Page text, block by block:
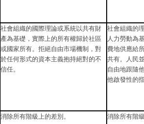
社會組織的國際理論或系統以共有財
產為基礎，實際上的所有權歸於社區
或國家所有。拒絕自由市場機制，對
於任何形式的資本主義抱持絕對的不
信任。
社會組織的
人力勞動為
費地供應給
共有。人民
自由地跟隨
他啟發性的
消除所有階級上的差別。 消除所有階